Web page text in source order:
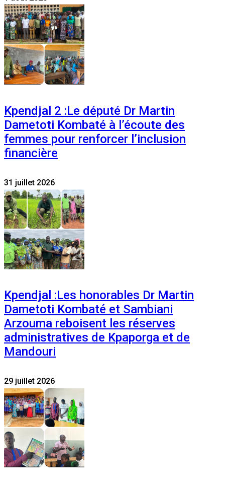
Kpendjal 2 :Le député Dr Martin
Dametoti Kombaté à l’écoute des
femmes pour renforcer l’inclusion
financière
31 juillet 2026
Kpendjal :Les honorables Dr Martin
Dametoti Kombaté et Sambiani
Arzouma reboisent les réserves
administratives de Kpaporga et de
Mandouri
29 juillet 2026